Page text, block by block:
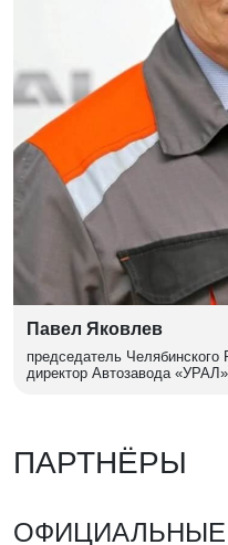
Павел Яковлев
председатель
директор Автозавода «УРАЛ»
ПАРТНЁРЫ